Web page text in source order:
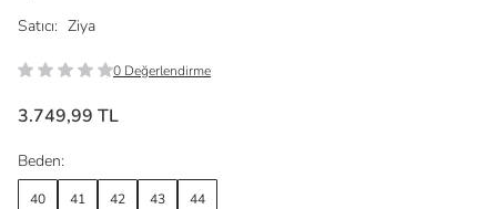
Satıcı: Ziya
0 Değerlendirme
3.749,99 TL
Beden:
40 41 42 43 44